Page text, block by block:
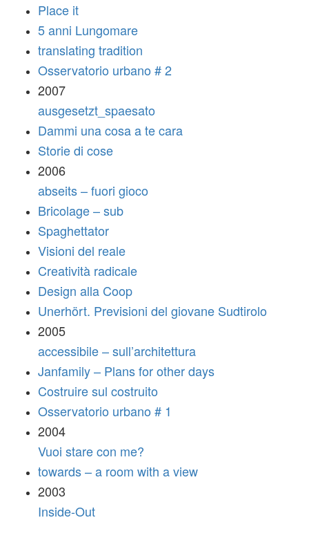
Place it
5 anni Lungomare
translating tradition
Osservatorio urbano # 2
2007
ausgesetzt_spaesato
Dammi una cosa a te cara
Storie di cose
2006
abseits – fuori gioco
Bricolage – sub
Spaghettator
Visioni del reale
Creatività radicale
Design alla Coop
Unerhört. Previsioni del giovane Sudtirolo
2005
accessibile – sull’architettura
Janfamily – Plans for other days
Costruire sul costruito
Osservatorio urbano # 1
2004
Vuoi stare con me?
towards – a room with a view
2003
Inside-Out